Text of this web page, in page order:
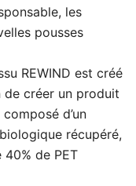
les
pousses
REWIND est créé
créer un produit
d’un
récupéré,
de PET